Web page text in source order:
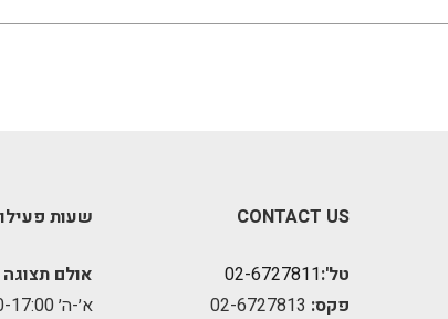
CONTACT US
טל':02-6727811
פקס:
שעות
אולם
א׳-ה׳ 09:00-17:00